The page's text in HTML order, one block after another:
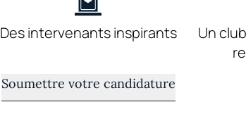
Des intervenants inspirants
Un
Soumettre votre candidature